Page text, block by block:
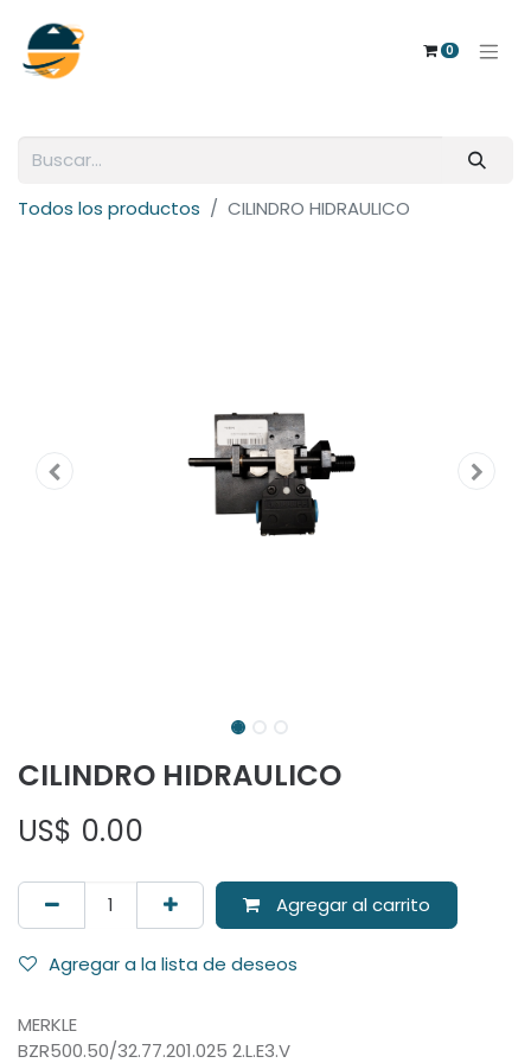
0
Todos los productos CILINDRO HIDRAULICO
CILINDRO HIDRAULICO
US$ 0.00
Agregar al carrito
Agregar a la lista de deseos
MERKLE
BZR500.50/32.77.201.025 2.L.E3.V